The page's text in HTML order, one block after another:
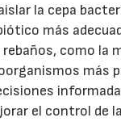
la cepa
más
como la
más
el control de